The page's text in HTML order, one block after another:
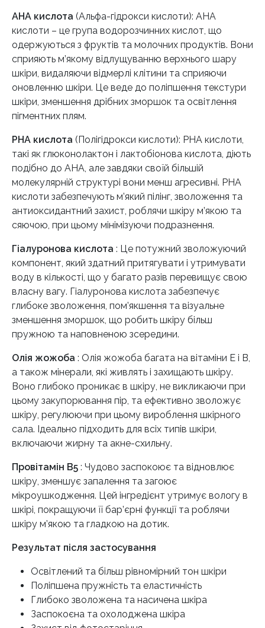
AHA кислота (Альфа-гідрокси кислоти): AHA
кислоти – це група водорозчинних кислот, що
одержуються з фруктів та молочних продуктів. Вони
сприяють м’якому відлущуванню верхнього шару
шкіри, видаляючи відмерлі клітини та сприяючи
оновленню шкіри. Це веде до поліпшення текстури
шкіри, зменшення дрібних зморшок та освітлення
пігментних плям.
PHA кислота (Полігідрокси кислоти): PHA кислоти,
такі як глюконолактон і лактобіонова кислота, діють
подібно до AHA, але завдяки своїй більшій
молекулярній структурі вони менш агресивні. PHA
кислоти забезпечують м’який пілінг, зволоження та
антиоксидантний захист, роблячи шкіру м’якою та
сяючою, при цьому мінімізуючи подразнення.
Гіалуронова кислота : Це потужний зволожуючий
компонент, який здатний притягувати і утримувати
воду в кількості, що у багато разів перевищує свою
власну вагу. Гіалуронова кислота забезпечує
глибоке зволоження, пом’якшення та візуальне
зменшення зморшок, що робить шкіру більш
пружною та наповненою зсередини.
Олія жожоба : Олія жожоба багата на вітаміни E і B,
а також мінерали, які живлять і захищають шкіру.
Воно глибоко проникає в шкіру, не викликаючи при
цьому закупорювання пір, та ефективно зволожує
шкіру, регулюючи при цьому вироблення шкірного
сала. Ідеально підходить для всіх типів шкіри,
включаючи жирну та акне-схильну.
Провітамін В5 : Чудово заспокоює та відновлює
шкіру, зменшує запалення та загоює
мікроушкодження. Цей інгредієнт утримує вологу в
шкірі, покращуючи її бар’єрні функції та роблячи
шкіру м’якою та гладкою на дотик.
Результат після застосування
Освітлений та більш рівномірний тон шкіри
Поліпшена пружність та еластичність
Глибоко зволожена та насичена шкіра
Заспокоєна та охолоджена шкіра